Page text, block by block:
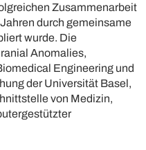
Zusammenarbeit
durch gemeinsame
wurde. Die
Anomalies,
Engineering und
der Universität Basel,
von Medizin,